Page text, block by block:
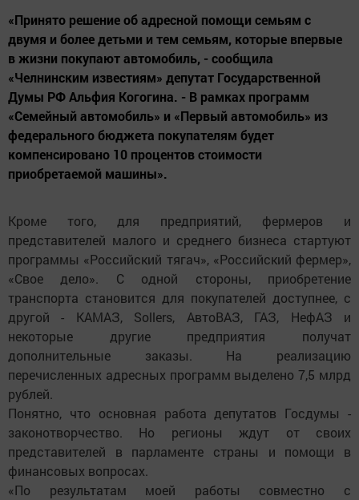
«Принято решение об адресной помощи семьям с
двумя и более детьми и тем семьям, которые впервые
в жизни покупают автомобиль, - сообщила
«Челнинским известиям» депутат Государственной
Думы РФ Альфия Когогина. - В рамках программ
«Семейный автомобиль» и «Первый автомобиль» из
федерального бюджета покупателям будет
компенсировано 10 процентов стоимости
приобретаемой машины».
Кроме того, для предприятий, фермеров и
представителей малого и среднего бизнеса стартуют
программы «Российский тягач», «Российский фермер»,
«Свое дело». С одной стороны, приобретение
транспорта становится для покупателей доступнее, с
другой - КАМАЗ, Sollers, АвтоВАЗ, ГАЗ, НефАЗ и
некоторые другие предприятия получат
дополнительные заказы. На реализацию
перечисленных адресных программ выделено 7,5 млрд
рублей.
Понятно, что основная работа депутатов Госдумы -
законотворчество. Но регионы ждут от своих
представителей в парламенте страны и помощи в
финансовых вопросах.
«По результатам моей работы совместно с